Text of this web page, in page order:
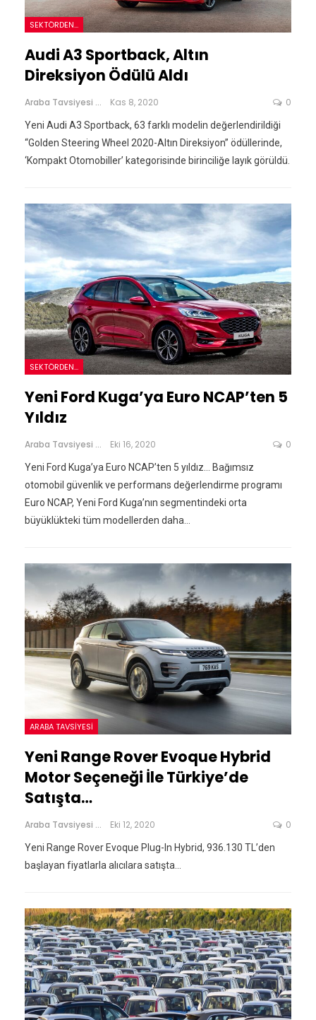
SEKTÖRDEN...
Audi A3 Sportback, Altın
Direksiyon Ödülü Aldı
Araba Tavsiyesi Kas 8, 2020 0
Yeni Audi A3 Sportback, 63 farklı modelin değerlendirildiği
“Golden Steering Wheel 2020-Altın Direksiyon” ödüllerinde,
‘Kompakt Otomobiller’ kategorisinde birinciliğe layık görüldü.
SEKTÖRDEN...
Yeni Ford Kuga’ya Euro NCAP’ten 5
Yıldız
Araba Tavsiyesi Eki 16, 2020 0
Yeni Ford Kuga’ya Euro NCAP’ten 5 yıldız... Bağımsız
otomobil güvenlik ve performans değerlendirme programı
Euro NCAP, Yeni Ford Kuga’nın segmentindeki orta
büyüklükteki tüm modellerden daha…
ARABA TAVSIYESI
Yeni Range Rover Evoque Hybrid
Motor Seçeneği İle Türkiye’de
Satışta…
Araba Tavsiyesi Eki 12, 2020 0
Yeni Range Rover Evoque Plug-In Hybrid, 936.130 TL’den
başlayan fiyatlarla alıcılara satışta...